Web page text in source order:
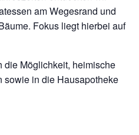
am Wegesrand und
Fokus liegt hierbei auf
die Möglichkeit, heimische
sowie in die Hausapotheke